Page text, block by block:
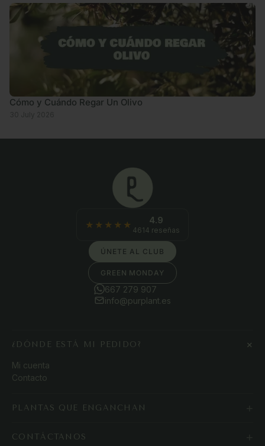
Cómo y Cuándo Regar Un Olivo
★★★★★ 4.9
4614 reseñas
ÚNETE AL CLUB
GREEN MONDAY
667 279 907
info@purplant.es
¿DÓNDE ESTÁ MI PEDIDO? +
Mi cuenta
Contacto
PLANTAS QUE ENGANCHAN
CONTÁCTANOS